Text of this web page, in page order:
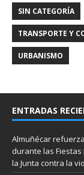
SIN CATEGORÍA
TRANSPORTE Y
URBANISMO
ENTRADAS
Almuñécar
durante las
la Junta contra la